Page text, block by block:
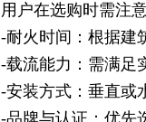
用户在选购时需注
-耐火时间：根据建
-载流能力：需满足
-安装方式：垂直或
-品牌与认证：优先